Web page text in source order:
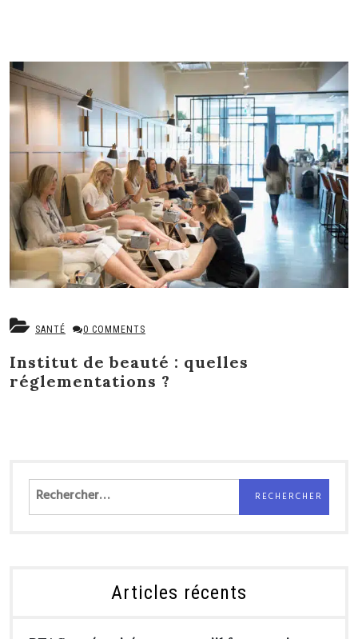
SANTÉ 0 COMMENTS
Institut de beauté : quelles
réglementations ?
Rechercher :
Articles récents